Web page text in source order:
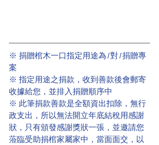
※ 捐贈棺木一口指定用途為1對1捐贈專
案
※ 指定用途之捐款，收到善款後會郵寄
收據給您，並排入捐贈順序中
※ 此筆捐款善款是全額資出扣除，無行
政支出，所以無法開立年底結稅用感謝
狀，只有頒發感謝獎狀一張，並邀請您
蒞臨受助捐棺家屬家中，當面面交，以